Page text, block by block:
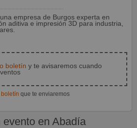
empresa de Burgos experta en
aditiva e impresión 3D para industria,
boletín y te avisaremos cuando
que te enviaremos
en Abadía